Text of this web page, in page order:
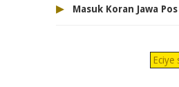
▸ Masuk Koran Jawa
Eciye